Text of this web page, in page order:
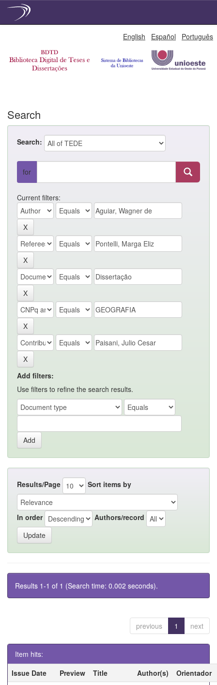
English Español Português
Search
Search:
for
Current filters:
Add filters:
Use filters to refine the search results.
Results/Page Sort items by
In order Authors/record
Results 1-1 of 1 (Search time: 0.002 seconds).
previous 1 next
Item hits:
Issue Date
Preview Title Author(s)
Orientador